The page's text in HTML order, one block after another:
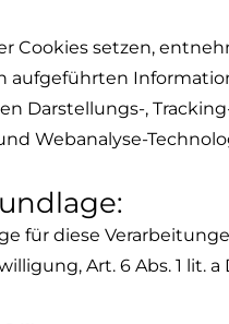
Cookies setzen,
aufgeführten
Darstellungs-,
Webanalyse-
für diese
Art. 6 Abs. 1 lit. a